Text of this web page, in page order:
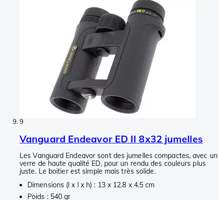
9
Vanguard Endeavor ED II 8x32 jumelles
Les Vanguard Endeavor sont des jumelles compactes, avec un
verre de haute qualité ED, pour un rendu des couleurs plus
juste. Le boitier est simple mais très solide.
Dimensions (l x l x h) : 13 x 12.8 x 4.5 cm
Poids : 540 gr